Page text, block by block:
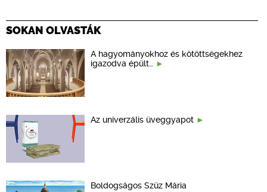
SOKAN OLVASTÁK
A hagyományokhoz és kötöttségekhez
igazodva épült…
Az univerzális üveggyapot
Boldogságos Szűz Mária